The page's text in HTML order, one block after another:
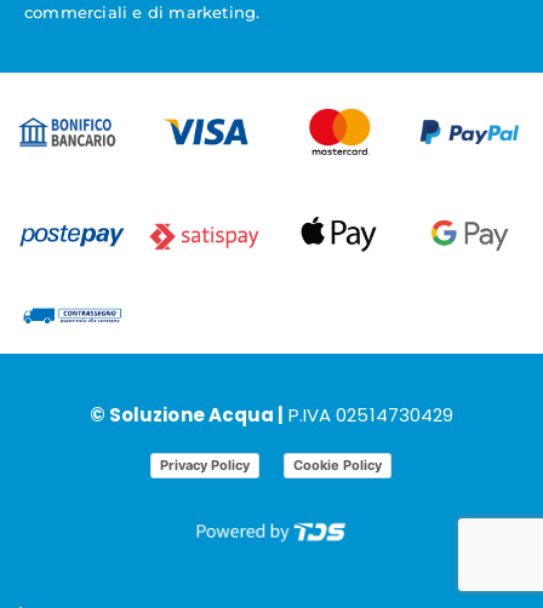
commerciali e di marketing.
© Soluzione Acqua | P.IVA 02514730429
Privacy Policy Cookie Policy